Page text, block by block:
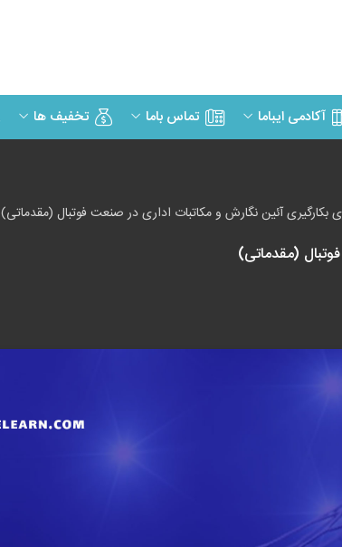
آکادمی ایباما تماس باما تخفیف ها
بکارگیری آئین نگارش و مکاتبات اداری در صنعت فوتبال (مقدماتی)
(مقدماتی)